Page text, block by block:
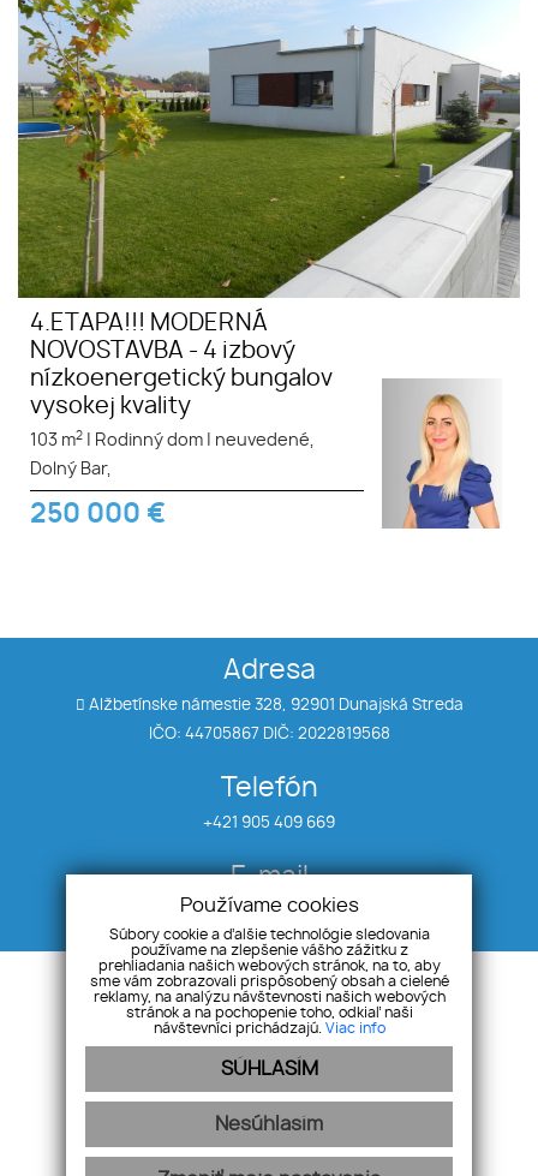
nízkoenergetický bungalov
vysokej kvality
4.ETAPA!!! MODERNÁ
NOVOSTAVBA - 4 izbový
nízkoenergetický bungalov
vysokej kvality
103 m2 Rodinný dom
neuvedené,
Dolný Bar,
250 000 €
Adresa
Alžbetínske námestie 328, 92901 Dunajská Streda
IČO: 44705867 DIČ: 2022819568
Telefón
+421 905 409 669
E-mail
info@awreal.sk
Úvod
O nás
Kariéra
Referencie
Kontakt
Náš tím
GDPR
Používame cookies
Súbory cookie a ďalšie technológie sledovania
používame na zlepšenie vášho zážitku z
prehliadania našich webových stránok, na to, aby
sme vám zobrazovali prispôsobený obsah a cielené
reklamy, na analýzu návštevnosti našich webových
stránok a na pochopenie toho, odkiaľ naši
návštevníci prichádzajú. Viac info
SÚHLASÍM
Nesúhlasím